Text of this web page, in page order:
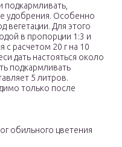
подкармливать,
удобрения. Особенно
вегетации. Для этого
в пропорции 1:3 и
с расчетом 20 г на 10
дать настояться около
подкармливать
5 литров.
только после
обильного цветения